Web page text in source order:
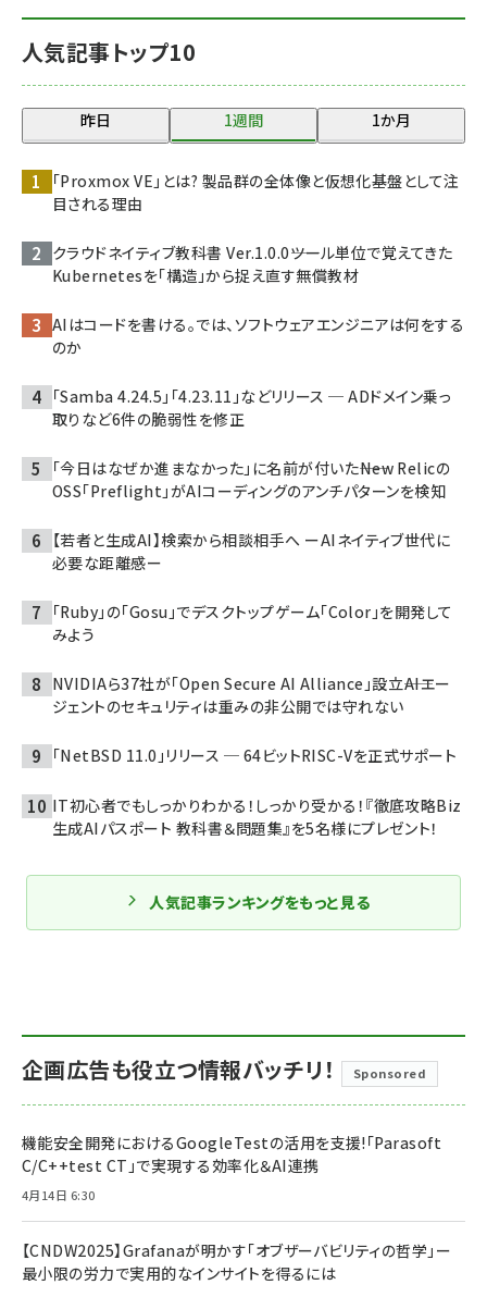
人気記事トップ10
昨日 1週間 1か月
「Proxmox VE」とは? 製品群の全体像と仮想化基盤として注
目される理由
クラウドネイティブ教科書 Ver.1.0.0――ツール単位で覚えてきた
Kubernetesを「構造」から捉え直す無償教材
AIはコードを書ける。では、ソフトウェアエンジニアは何をする
のか
「Samba 4.24.5」「4.23.11」などリリース ─ ADドメイン乗っ
取りなど6件の脆弱性を修正
「今日はなぜか進まなかった」に名前が付いた――New Relicの
OSS「Preflight」がAIコーディングのアンチパターンを検知
【若者と生成AI】検索から相談相手へ ーAIネイティブ世代に
必要な距離感ー
「Ruby」の「Gosu」でデスクトップゲーム「Color」を開発して
みよう
NVIDIAら37社が「Open Secure AI Alliance」設立――AIエー
ジェントのセキュリティは重みの非公開では守れない
「NetBSD 11.0」リリース ─ 64ビットRISC-Vを正式サポート
IT初心者でもしっかりわかる！しっかり受かる！『徹底攻略Biz
生成AIパスポート 教科書＆問題集』を5名様にプレゼント！
人気記事ランキングをもっと見る
企画広告も役立つ情報バッチリ！ Sponsored
機能安全開発におけるGoogleTestの活用を支援!「Parasoft
C/C++test CT」で実現する効率化＆AI連携
4月14日 6:30
【CNDW2025】Grafanaが明かす「オブザーバビリティの哲学」ー
最小限の労力で実用的なインサイトを得るには